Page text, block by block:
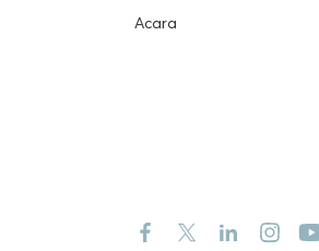
Acara